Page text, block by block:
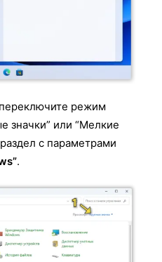
режим
значки” или “Мелкие
с параметрами
.